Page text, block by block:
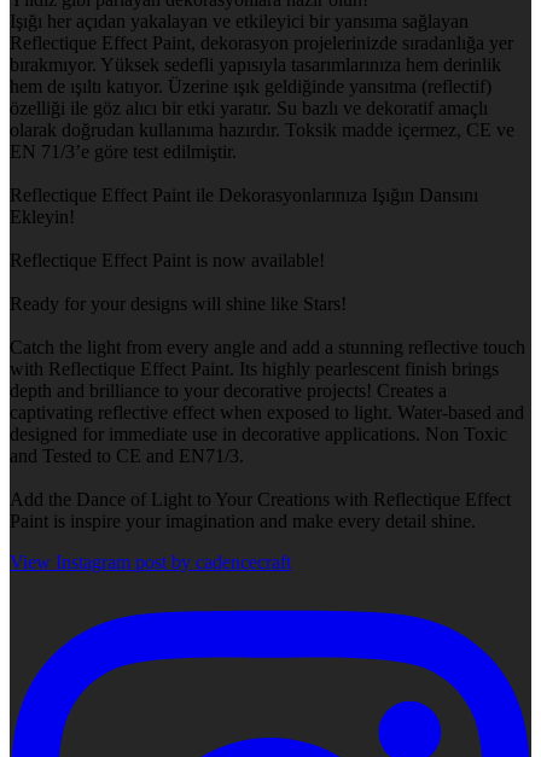
Işığı her açıdan yakalayan ve etkileyici bir yansıma sağlayan
Reflectique Effect Paint, dekorasyon projelerinizde sıradanlığa yer
bırakmıyor. Yüksek sedefli yapısıyla tasarımlarınıza hem derinlik
hem de ışıltı katıyor. Üzerine ışık geldiğinde yansıtma (reflectif)
özelliği ile göz alıcı bir etki yaratır. Su bazlı ve dekoratif amaçlı
olarak doğrudan kullanıma hazırdır. Toksik madde içermez, CE ve
EN 71/3’e göre test edilmiştir.
Reflectique Effect Paint ile Dekorasyonlarınıza Işığın Dansını
Ekleyin!
Reflectique Effect Paint is now available!
Ready for your designs will shine like Stars!
Catch the light from every angle and add a stunning reflective touch
with Reflectique Effect Paint. Its highly pearlescent finish brings
depth and brilliance to your decorative projects! Creates a
captivating reflective effect when exposed to light. Water-based and
designed for immediate use in decorative applications. Non Toxic
and Tested to CE and EN71/3.
Add the Dance of Light to Your Creations with Reflectique Effect
Paint is inspire your imagination and make every detail shine.
View Instagram post by cadencecraft